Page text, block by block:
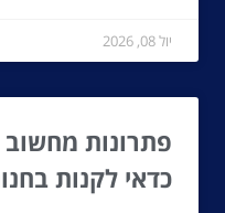
יול 08, 2026
פתרונות
כדאי לקנות